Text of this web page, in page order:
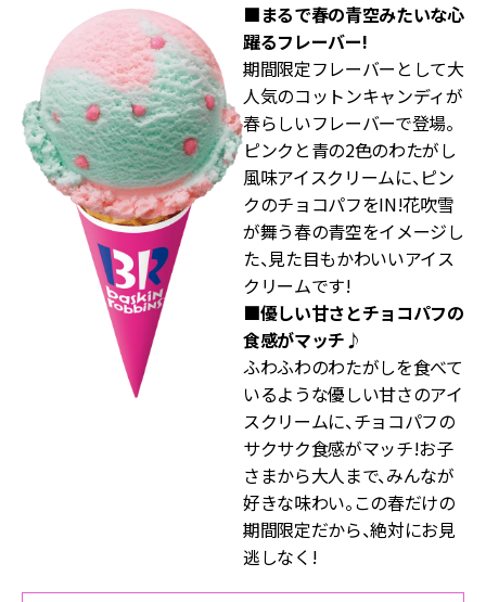
■まるで春の青空みたいな心
躍るフレーバー!
期間限定フレーバーとして大
人気のコットンキャンディが
春らしいフレーバーで登場。
ピンクと青の2色のわたがし
風味アイスクリームに、ピン
クのチョコパフをIN!花吹雪
が舞う春の青空をイメージし
た、見た目もかわいいアイス
クリームです!
■優しい甘さとチョコパフの
食感がマッチ♪
ふわふわのわたがしを食べて
いるような優しい甘さのアイ
スクリームに、チョコパフの
サクサク食感がマッチ!お子
さまから大人まで、みんなが
好きな味わい。この春だけの
期間限定だから、絶対にお見
逃しなく!